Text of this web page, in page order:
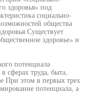
здоровья» под
социально-
общества
Существует
здоровье» и
потенциала
сферах труда, быта,
При этом в первых трех
потенциала, а